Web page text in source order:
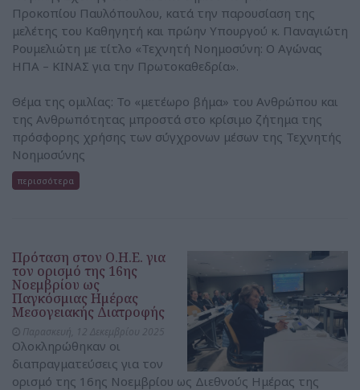
Προκοπίου Παυλόπουλου, κατά την παρουσίαση της
μελέτης του Καθηγητή και πρώην Υπουργού κ. Παναγιώτη
Ρουμελιώτη με τίτλο «Τεχνητή Νοημοσύνη: Ο Αγώνας
ΗΠΑ – ΚΙΝΑΣ για την Πρωτοκαθεδρία».
Θέμα της ομιλίας: Το «μετέωρο βήμα» του Ανθρώπου και
της Ανθρωπότητας μπροστά στο κρίσιμο ζήτημα της
πρόσφορης χρήσης των σύγχρονων μέσων της Τεχνητής
Νοημοσύνης
περισσότερα
Πρόταση στον Ο.Η.Ε. για
τον ορισμό της 16ης
Νοεμβρίου ως
Παγκόσμιας Ημέρας
Μεσογειακής Διατροφής
Ολοκληρώθηκαν οι
διαπραγματεύσεις για τον
ορισμό της 16ης Νοεμβρίου ως Διεθνούς Ημέρας της